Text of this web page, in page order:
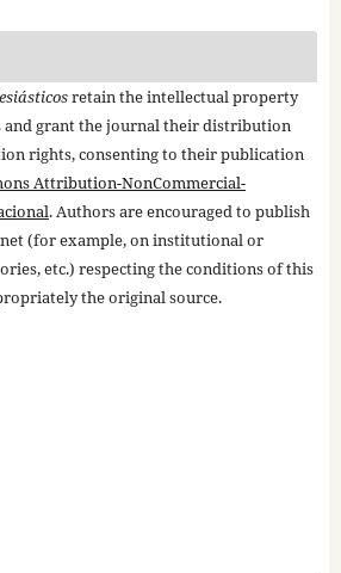
retain the intellectual property
grant the journal their distribution
rights, consenting to their publication
Attribution-NonCommercial-
. Authors are encouraged to publish
(for example, on institutional or
etc.) respecting the conditions of this
the original source.